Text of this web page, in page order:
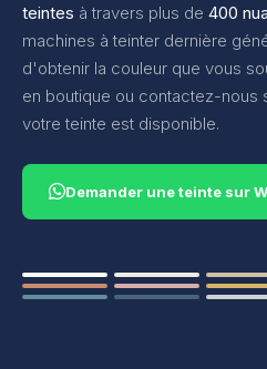
teintes à travers plus de 400
machines à teinter dernière
d'obtenir la couleur que vous
en boutique ou contactez-nous
votre teinte est disponible.
Demander une teinte sur